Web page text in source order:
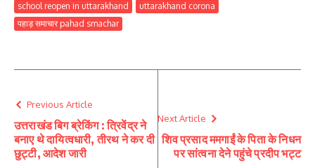
school reopen in uttarakhand
uttarakhand corona
पहाड़ समाचार pahad smachar
Previous Article
उत्तराखंड बिग ब्रेकिंग : त्रिवेंद्र ने
बनाए थे दायित्वधारी, तीरथ ने कर दी
छुट्टी, आदेश जारी
Next Article
शिव प्रसाद ममगाईं के पिता के निधन
पर सांत्वना देने पहुंचे प्रदीप भट्ट